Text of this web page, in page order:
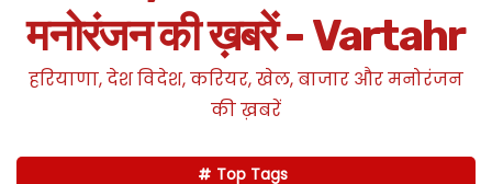
मनोरंजन की ख़बरें - Vartahr
हरियाणा, देश विदेश, करियर, खेल, बाजार और मनोरंजन
की ख़बरें
Top Tags